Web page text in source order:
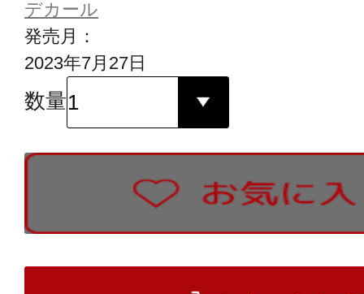
デカール
発売月：
2023年7月27日
数量